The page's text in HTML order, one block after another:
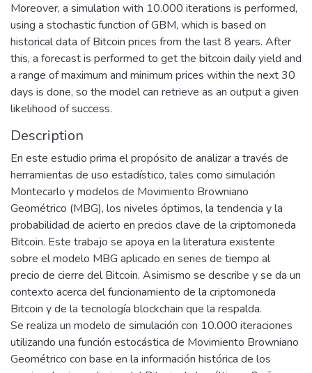
Moreover, a simulation with 10.000 iterations is performed,
using a stochastic function of GBM, which is based on
historical data of Bitcoin prices from the last 8 years. After
this, a forecast is performed to get the bitcoin daily yield and
a range of maximum and minimum prices within the next 30
days is done, so the model can retrieve as an output a given
likelihood of success.
Description
En este estudio prima el propósito de analizar a través de
herramientas de uso estadístico, tales como simulación
Montecarlo y modelos de Movimiento Browniano
Geométrico (MBG), los niveles óptimos, la tendencia y la
probabilidad de acierto en precios clave de la criptomoneda
Bitcoin. Este trabajo se apoya en la literatura existente
sobre el modelo MBG aplicado en series de tiempo al
precio de cierre del Bitcoin. Asimismo se describe y se da un
contexto acerca del funcionamiento de la criptomoneda
Bitcoin y de la tecnología blockchain que la respalda.
Se realiza un modelo de simulación con 10.000 iteraciones
utilizando una función estocástica de Movimiento Browniano
Geométrico con base en la información histórica de los